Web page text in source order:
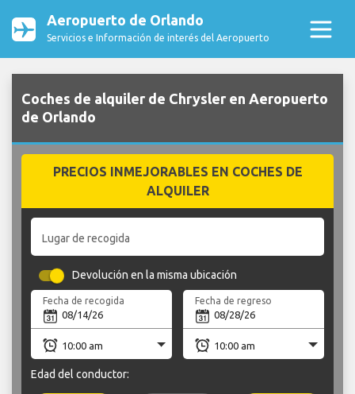
Aeropuerto de Orlando
Servicios e Información de interés del Aeropuerto
Coches de alquiler de Chrysler en Aeropuerto
de Orlando
PRECIOS INMEJORABLES EN COCHES DE
ALQUILER
Lugar de recogida
Devolución en la misma ubicación
Fecha de recogida Fecha de regreso
Edad del conductor: